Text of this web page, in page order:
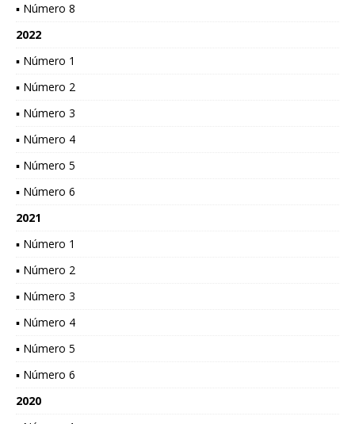
▪ Número 8
2022
▪ Número 1
▪ Número 2
▪ Número 3
▪ Número 4
▪ Número 5
▪ Número 6
2021
▪ Número 1
▪ Número 2
▪ Número 3
▪ Número 4
▪ Número 5
▪ Número 6
2020